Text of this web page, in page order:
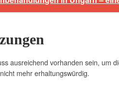
ausreichend vorhanden sein, um
mehr erhaltungswürdig.